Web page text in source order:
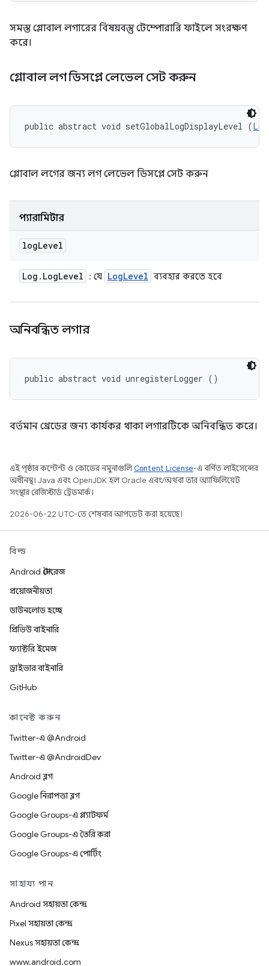
সমস্ত গ্লোবাল লগারের বিষয়বস্তু টেম্পোরারি ফাইলে সংরক্ষণ
করে।
গ্লোবাল লগ ডিসপ্লে লেভেল সেট করুন
public abstract void setGlobalLogDisplayLevel (
গ্লোবাল লগের জন্য লগ লেভেল ডিসপ্লে সেট করুন
প্যারামিটার
logLevel
Log . LogLevel : যে LogLevel ব্যবহার করতে হবে
অনিবন্ধিত লগার
public abstract void unregisterLogger ()
বর্তমান থ্রেডের জন্য কার্যকর থাকা লগারটিকে অনিবন্ধিত করে।
এই পৃষ্ঠার কন্টেন্ট ও কোডের নমুনাগুলিContent License-এ বর্ণিত লাইসেন্সের
অধীনস্থ। Java এবং OpenJDK হল Oracle এবং/অথবা তার অ্যাফিলিয়েট
সংস্থার রেজিস্টার্ড ট্রেডমার্ক।
2026-06-22 UTC-তে শেষবার আপডেট করা হয়েছে।
বিল্ড
Android স্টোরেজ
প্রয়োজনীয়তা
ডাউনলোড হচ্ছে
প্রিভিউ বাইনারি
ফ্যাক্টরি ইমেজ
ড্রাইভার বাইনারি
GitHub
কানেক্ট করুন
Twitter-এ @Android
Twitter-এ @AndroidDev
Android ব্লগ
Google নিরাপত্তা ব্লগ
Google Groups-এ প্ল্যাটফর্ম
Google Groups-এ তৈরি করা
Google Groups-এ পোর্টিং
সাহায্য পান
Android সহায়তা কেন্দ্র
Pixel সহায়তা কেন্দ্র
Nexus সহায়তা কেন্দ্র
www.android.com